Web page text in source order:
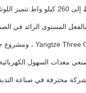
بالفعل المستوى الرائد في
معدات السهول
شركة محترفة في صناعة